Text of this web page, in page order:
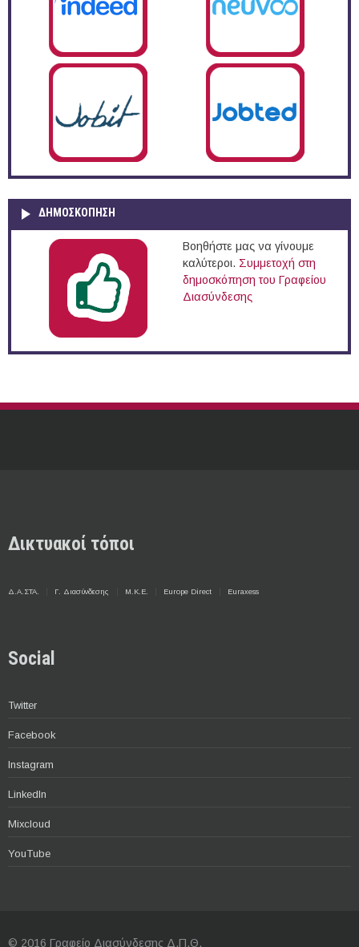
ΔΗΜΟΣΚΌΠΗΣΗ
Βοηθήστε μας να γίνουμε
καλύτεροι. Συμμετοχή στη
δημοσκόπηση του Γραφείου
Διασύνδεσης
Δικτυακοί τόποι
Δ.Α.ΣΤΑ. Γ. Διασύνδεσης Μ.Κ.Ε. Europe Direct Euraxess
Social
Twitter
Facebook
Instagram
LinkedIn
Mixcloud
YouTube
© 2016 Γραφείο Διασύνδεσης Δ.Π.Θ.